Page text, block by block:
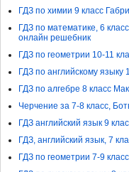
ГДЗ по химии 9 класс
ГДЗ по математике, 6
онлайн решебник
ГДЗ по геометрии 10-11
ГДЗ по английскому
ГДЗ по алгебре 8 класс
Черчение за 7-8 класс,
ГДЗ английский язык 9
ГДЗ, английский язык, 7
ГДЗ по геометрии 7-9